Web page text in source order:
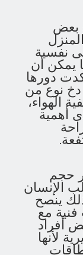
بعض
نفسية
يمكن أن
دورها
دخ نوع من
الهواء،
أهمية
حجم
الإنسان
ينصح
فنية مع
أفراد
لأنها